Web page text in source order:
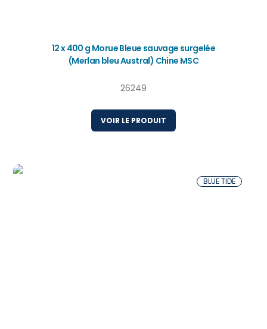
12 x 400 g Morue Bleue sauvage surgelée
(Merlan bleu Austral) Chine MSC
26249
VOIR LE PRODUIT
BLUE TIDE